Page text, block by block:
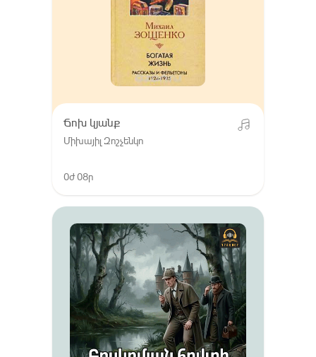
Ճոխ կյանք
Միխայիլ Զոշչենկո
0ժ 08ր